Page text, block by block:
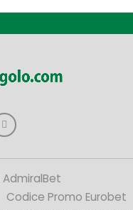
Codice Promo Eurobet